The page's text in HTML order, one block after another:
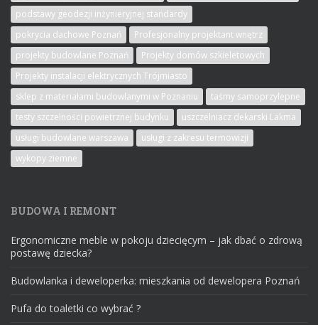
podstawy geodezji inżynieryjnej standardy
pokrycia dachowe Poznań
Profesjonalny projektant wnętrz
projekty budowlane Poznań
Projekty domów szkieletowych
Projekty instalacji elektrycznych Trójmiasto
sklep z materiałami budowlanymi w Poznaniu
taśmy samoprzylepne
testy szczelności powietrznej budynku
uszczelniacz dekarski Lakma
usługi budowlane warszawa
usługi z zakresu termowizji
wykopy ziemne
BUDOWA I REMONT
Ergonomiczne meble w pokoju dziecięcym – jak dbać o zdrową
postawę dziecka?
Budowlanka i deweloperka: mieszkania od dewelopera Poznań
Pufa do toaletki co wybrać ?